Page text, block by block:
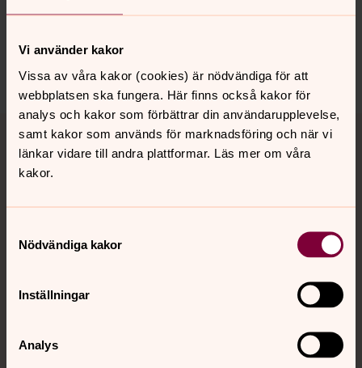
Vi använder kakor
Vissa av våra kakor (cookies) är nödvändiga för att
webbplatsen ska fungera. Här finns också kakor för
analys och kakor som förbättrar din användarupplevelse,
samt kakor som används för marknadsföring och när vi
länkar vidare till andra plattformar. Läs mer om våra
kakor.
Nödvändiga kakor
Inställningar
Analys
simrishamn.forsamling@svenskakyrkan.se
Tillbaka till toppen
Tillbaka till innehållet
Kontakt